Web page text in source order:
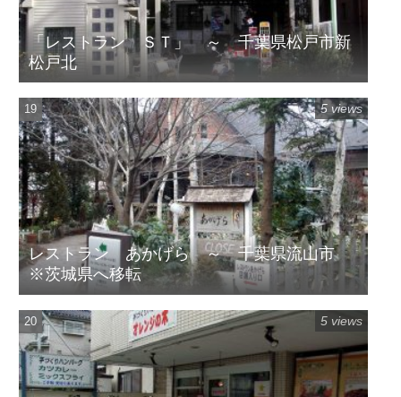
「レストラン ＳＴ」 ～ 千葉県松戸市新
松戸北
レストラン あかげら ～ 千葉県流山市
※茨城県へ移転
5 views
5 views